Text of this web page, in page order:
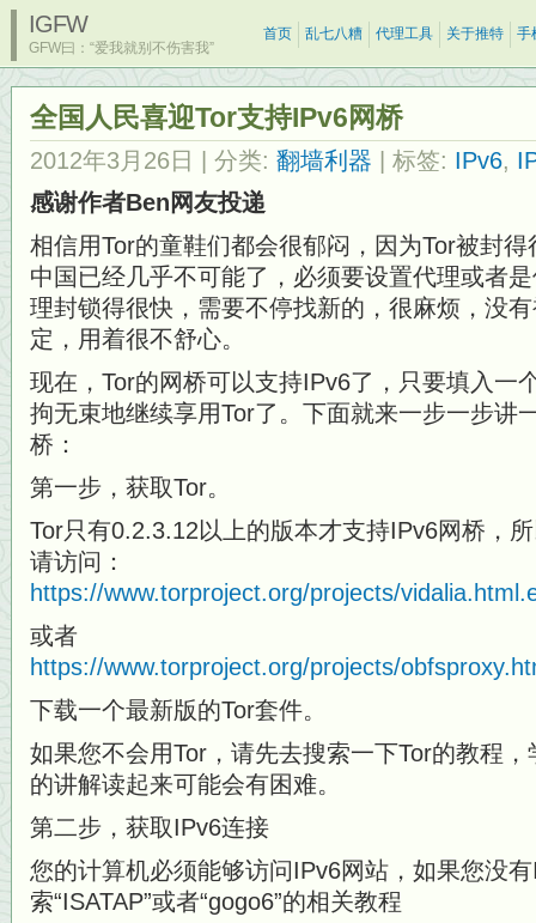
IGFW
GFW曰：“爱我就别不伤害我”
首页 乱七八糟 代理工具 关于推特 手
全国人民喜迎Tor支持IPv6网桥
2012年3月26日 | 分类: 翻墙利器 | 标签: IPv6,
感谢作者Ben网友投递
相信用Tor的童鞋们都会很郁闷，因为Tor被封
中国已经几乎不可能了，必须要设置代理或者
理封锁得很快，需要不停找新的，很麻烦，没
定，用着很不舒心。
现在，Tor的网桥可以支持IPv6了，只要填入一
拘无束地继续享用Tor了。下面就来一步一步讲
桥：
第一步，获取Tor。
Tor只有0.2.3.12以上的版本才支持IPv6网桥，
请访问：
https://www.torproject.org/projects/
或者
https://www.torproject.org/projects/
下载一个最新版的Tor套件。
如果您不会用Tor，请先去搜索一下Tor的教程
的讲解读起来可能会有困难。
第二步，获取IPv6连接
您的计算机必须能够访问IPv6网站，如果您没
索“ISATAP”或者“gogo6”的相关教程